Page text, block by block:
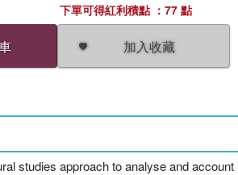
加入收藏
下單可得紅利積點 ：77 點
studies approach to analyse and account